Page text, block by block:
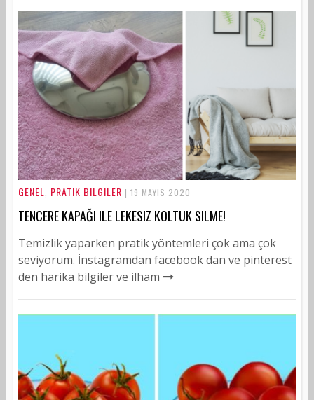
GENEL PRATIK BILGILER | 19 MAYIS 2020
TENCERE KAPAĞI ILE LEKESIZ KOLTUK SILME!
Temizlik yaparken pratik yöntemleri çok ama çok
seviyorum. İnstagramdan facebook dan ve pinterest
den harika bilgiler ve ilham